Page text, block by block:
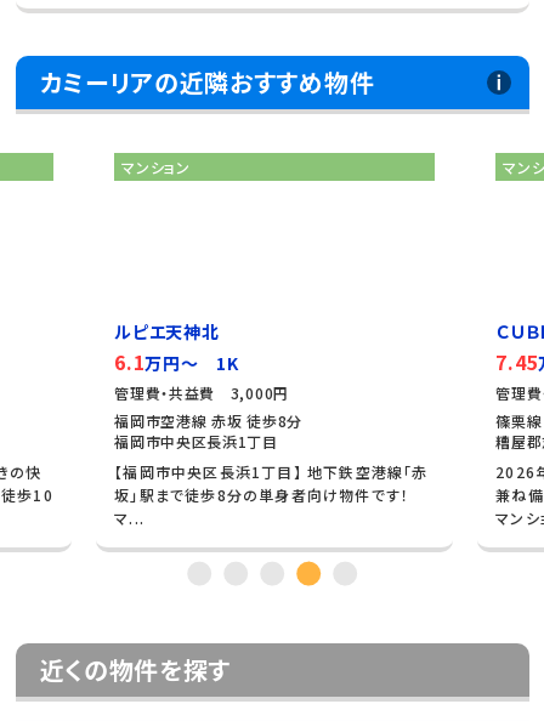
カミーリアの近隣おすすめ物件
の快
徒歩10
マンション
ルピエ天神北
6.1万円～ 1K
管理費・共益費 3,000円
福岡市空港線 赤坂 徒歩8分
福岡市中央区長浜1丁目
【福岡市中央区長浜1丁目】 地下鉄空港線「赤
坂」駅まで徒歩8分の単身者向け物件です！
マ...
マン
ＣＵ
7.45
管理
篠栗
糟屋
2026
兼ね
マン
近くの物件を探す